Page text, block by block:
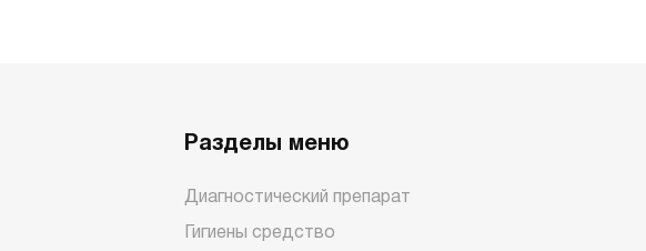
Разделы меню
Диагностический препарат
Гигиены средство